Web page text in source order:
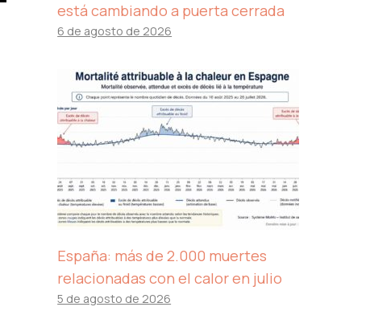
está cambiando a puerta cerrada
6 de agosto de 2026
España: más de 2.000 muertes
relacionadas con el calor en julio
5 de agosto de 2026